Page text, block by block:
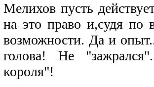
Мелихов пусть
на это право и,судя по
возможности. Да и
голова! Не
короля"!